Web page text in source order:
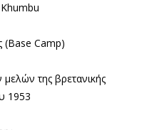
(Base Camp)
της βρετανικής
1953